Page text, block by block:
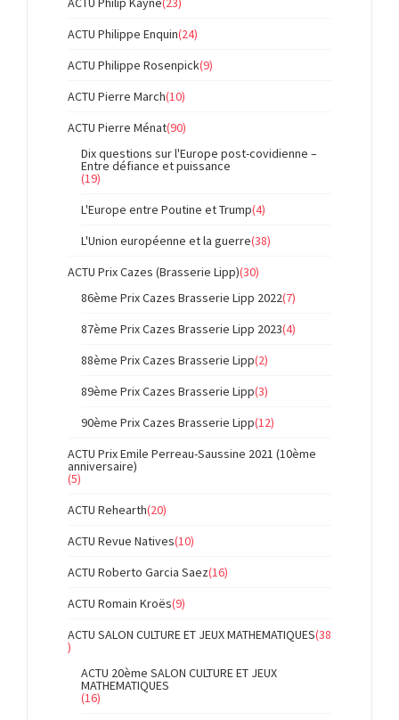
ACTU Philippe Enquin(24)
ACTU Philippe Rosenpick(9)
ACTU Pierre March(10)
ACTU Pierre Ménat(90)
Dix questions sur l'Europe post-covidienne –
Entre défiance et puissance
(19)
L'Europe entre Poutine et Trump(4)
L'Union européenne et la guerre(38)
ACTU Prix Cazes (Brasserie Lipp)(30)
86ème Prix Cazes Brasserie Lipp 2022(7)
87ème Prix Cazes Brasserie Lipp 2023(4)
88ème Prix Cazes Brasserie Lipp(2)
89ème Prix Cazes Brasserie Lipp(3)
90ème Prix Cazes Brasserie Lipp(12)
ACTU Prix Emile Perreau-Saussine 2021 (10ème
anniversaire)
(5)
ACTU Rehearth(20)
ACTU Revue Natives(10)
ACTU Roberto Garcia Saez(16)
ACTU Romain Kroës(9)
ACTU SALON CULTURE ET JEUX MATHEMATIQUES(38
)
ACTU 20ème SALON CULTURE ET JEUX
MATHEMATIQUES
(16)